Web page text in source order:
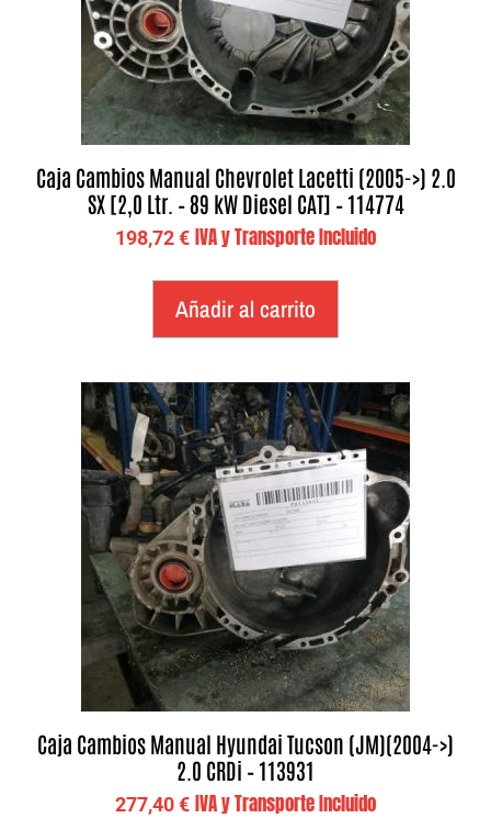
Caja Cambios Manual Chevrolet Lacetti (2005->) 2.0
SX [2,0 Ltr. – 89 kW Diesel CAT] – 114774
198,72€ IVA y Transporte Incluido
Añadir al carrito
Caja Cambios Manual Hyundai Tucson (JM)(2004->)
2.0 CRDi – 113931
277,40€ IVA y Transporte Incluido